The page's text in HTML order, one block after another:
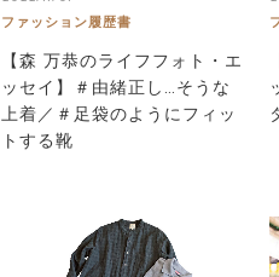
ファッション履歴書
【森 万恭のライフフォト・エ
ッセイ】＃由緒正し…そうな
上着／＃足袋のようにフィッ
トする靴